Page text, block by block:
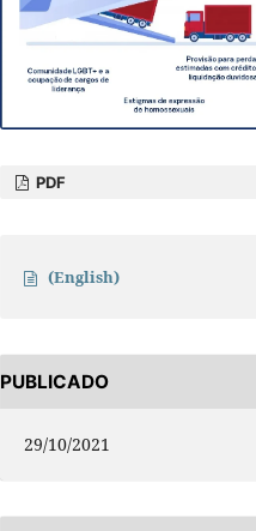
PDF
(English)
PUBLICADO
29/10/2021